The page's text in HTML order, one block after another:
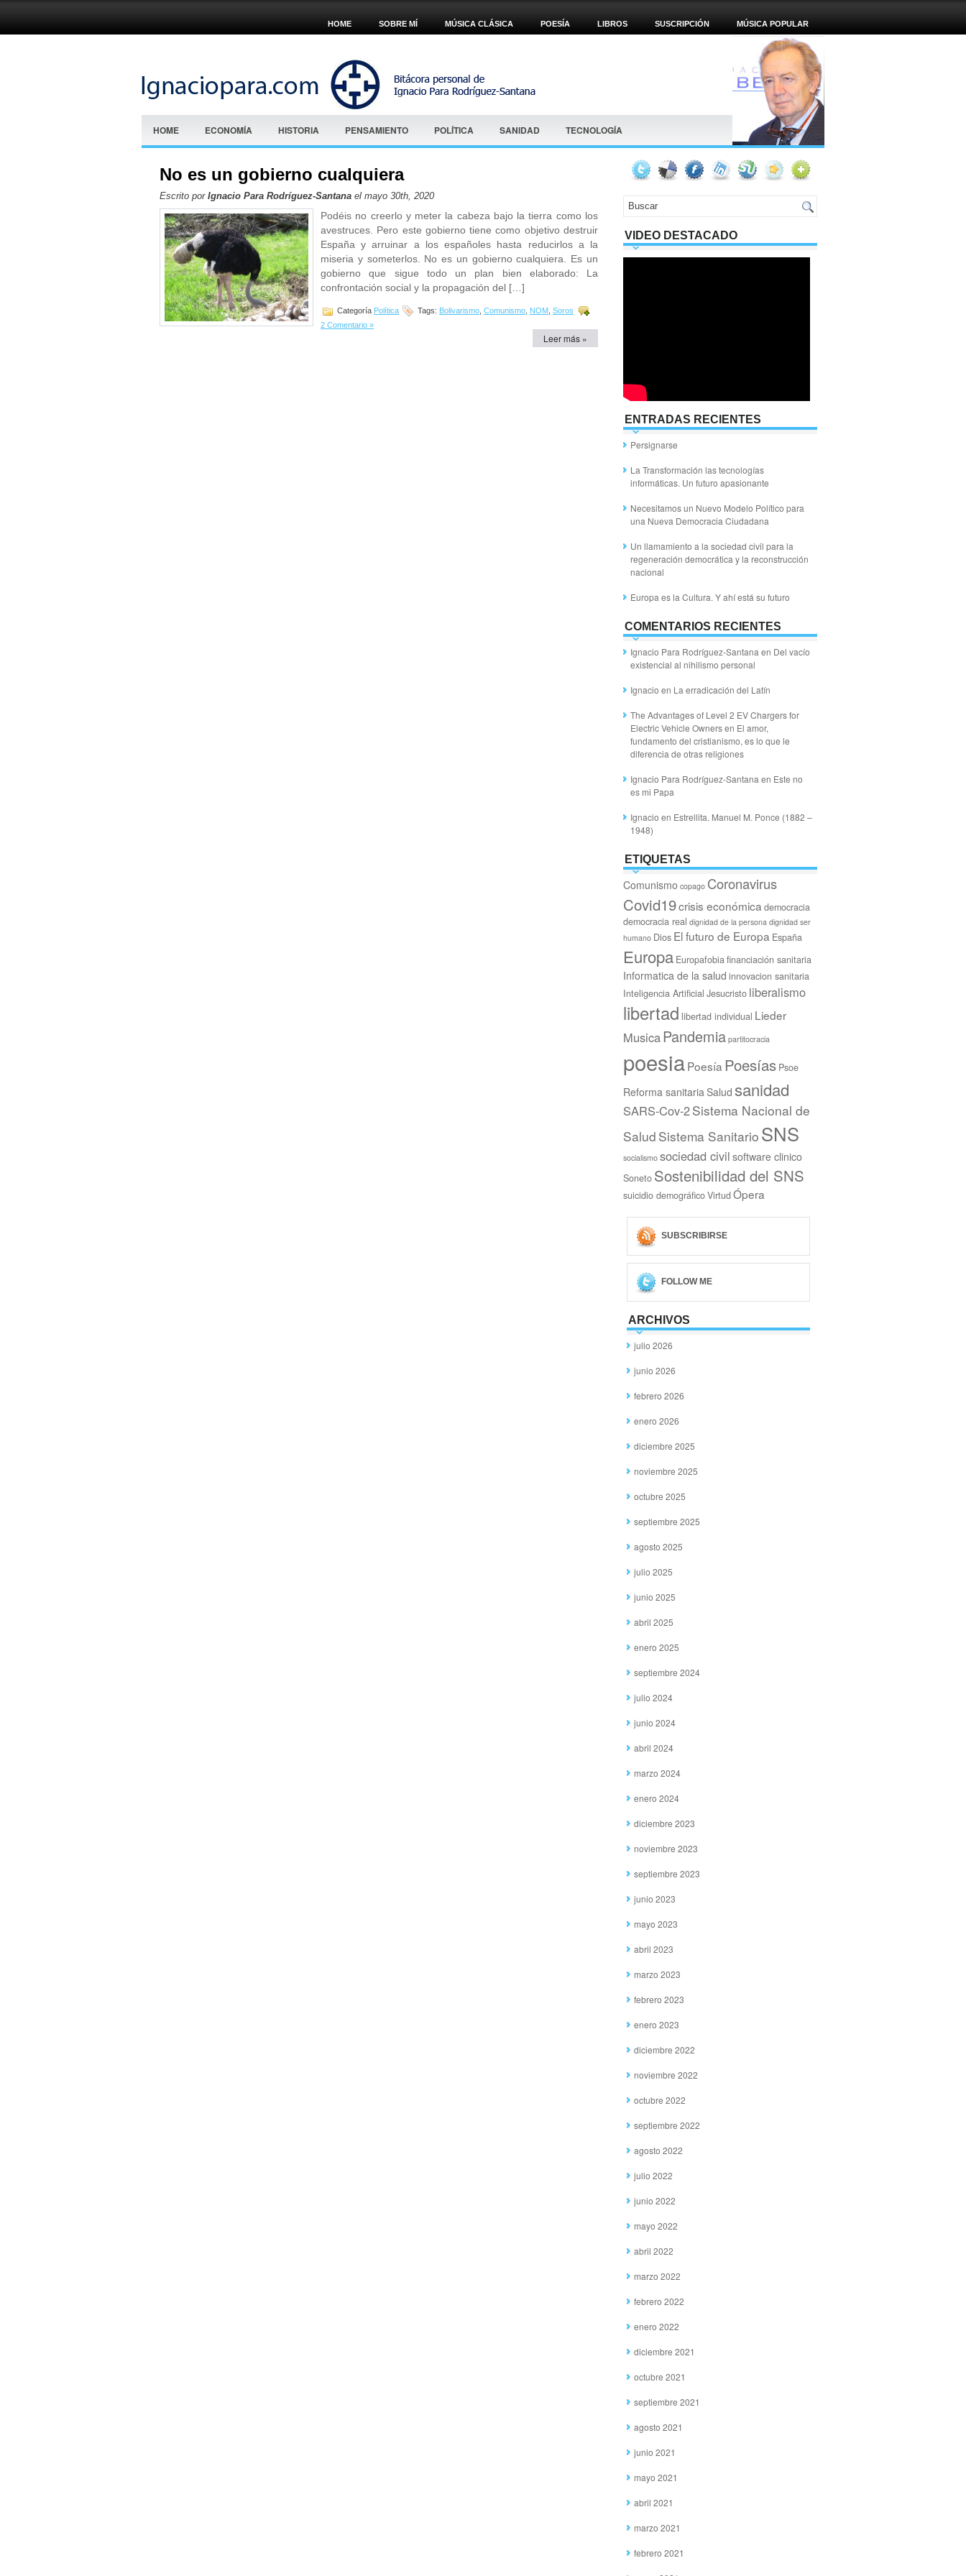
HOME SOBRE MÍ MÚSICA CLÁSICA POESÍA LIBROS SUSCRIPCIÓN MÚSICA POPULAR
HOME ECONOMÍA HISTORIA PENSAMIENTO POLÍTICA SANIDAD TECNOLOGÍA
No es un gobierno cualquiera
Escrito por Ignacio Para Rodríguez-Santana el mayo 30th, 2020
Podéis no creerlo y meter la cabeza bajo la tierra como los
avestruces. Pero este gobierno tiene como objetivo destruir
España y arruinar a los españoles hasta reducirlos a la
miseria y someterlos. No es un gobierno cualquiera. Es un
gobierno que sigue todo un plan bien elaborado: La
confrontación social y la propagación del […]
Categoría Política Tags: Bolivarismo Comunismo NOM Soros
2 Comentario »
Leer más »
VIDEO DESTACADO
ENTRADAS RECIENTES
Persignarse
La Transformación las tecnologías
informáticas. Un futuro apasionante
Necesitamos un Nuevo Modelo Político para
una Nueva Democracia Ciudadana
Un llamamiento a la sociedad civil para la
regeneración democrática y la reconstrucción
nacional
Europa es la Cultura. Y ahí está su futuro
COMENTARIOS RECIENTES
Ignacio Para Rodríguez-Santana en Del vacío
existencial al nihilismo personal
Ignacio en La erradicación del Latín
The Advantages of Level 2 EV Chargers for
Electric Vehicle Ownersen El amor,
fundamento del cristianismo, es lo que le
diferencia de otras religiones
Ignacio Para Rodríguez-Santana en Este no
es mi Papa
Ignacio en Estrellita. Manuel M. Ponce (1882 –
1948)
ETIQUETAS
Comunismo copago Coronavirus
Covid19crisis económica democracia
democracia real dignidad de la persona dignidad ser
humano Dios El futuro de Europa España
Europa Europafobiafinanciación sanitaria
Informatica de la salud innovacion sanitaria
Inteligencia Artificial Jesucristo liberalismo
libertad libertad individual Lieder
MusicaPandemia partitocracia
poesiaPoesía Poesías Psoe
Reforma sanitariaSalud sanidad
SARS-Cov-2Sistema Nacional de
Salud Sistema Sanitario SNS
socialismo sociedad civil software clinico
Soneto Sostenibilidad del SNS
suicidio demográficoVirtudÓpera
SUBSCRIBIRSE
FOLLOW ME
ARCHIVOS
julio 2026
junio 2026
febrero 2026
enero 2026
diciembre 2025
noviembre 2025
octubre 2025
septiembre 2025
agosto 2025
julio 2025
junio 2025
abril 2025
enero 2025
septiembre 2024
julio 2024
junio 2024
abril 2024
marzo 2024
enero 2024
diciembre 2023
noviembre 2023
septiembre 2023
junio 2023
mayo 2023
abril 2023
marzo 2023
febrero 2023
enero 2023
diciembre 2022
noviembre 2022
octubre 2022
septiembre 2022
agosto 2022
julio 2022
junio 2022
mayo 2022
abril 2022
marzo 2022
febrero 2022
enero 2022
diciembre 2021
octubre 2021
septiembre 2021
agosto 2021
junio 2021
mayo 2021
abril 2021
marzo 2021
febrero 2021